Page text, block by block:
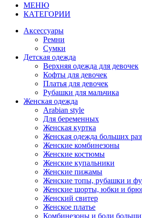
МЕНЮ
КАТЕГОРИИ
Аксессуары
Ремни
Сумки
Детская одежда
Верхняя одежда для девочек
Кофты для девочек
Платья для девочек
Рубашки для мальчика
Женская одежда
Arabian style
Для беременных
Женская куртка
Женская одежда больших
Женские комбинезоны
Женские костюмы
Женские купальники
Женские пижамы
Женские топы, рубашки и
Женские шорты, юбки и
Женский свитер
Женское платье
Комбинезоны и боди